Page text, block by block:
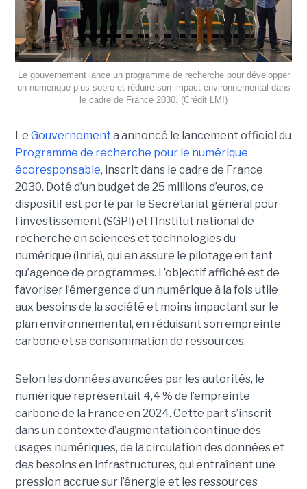
Le gouvernement lance un programme de recherche pour développer
un numérique plus sobre et réduire son impact environnemental dans
le cadre de France 2030. (Crédit LMI)
Le Gouvernement a annoncé le lancement officiel du
Programme de recherche pour le numérique
écoresponsable, inscrit dans le cadre de France
2030. Doté d’un budget de 25 millions d’euros, ce
dispositif est porté par le Secrétariat général pour
l’investissement (SGPI) et l’Institut national de
recherche en sciences et technologies du
numérique (Inria), qui en assure le pilotage en tant
qu’agence de programmes. L’objectif affiché est de
favoriser l’émergence d’un numérique à la fois utile
aux besoins de la société et moins impactant sur le
plan environnemental, en réduisant son empreinte
carbone et sa consommation de ressources.
Selon les données avancées par les autorités, le
numérique représentait 4,4 % de l’empreinte
carbone de la France en 2024. Cette part s’inscrit
dans un contexte d’augmentation continue des
usages numériques, de la circulation des données et
des besoins en infrastructures, qui entraînent une
pression accrue sur l’énergie et les ressources